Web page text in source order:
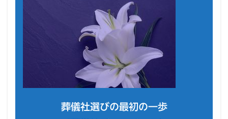
葬儀社選びの最初の一歩